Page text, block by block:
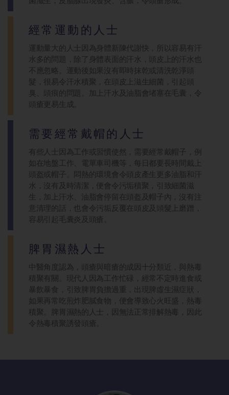
經常運動的人士
運動量大的人士因為身體新陳代謝快，所以容易有汗
水多的問題，除了身體表面的汗水，頭皮上的汗水也
不應忽略。運動後如果沒有即時抹乾或清洗乾淨頭
髮，很易令汗水積聚，在頭皮上滋生細菌，引起頭
臭、頭痕的問題。加上汗水及油脂會堵塞在毛囊，令
頭瘡更易生成。
需要經常戴帽的人士
有些人士因為工作或習慣使然，需要經常戴帽子，例
如在地盤工作、電單車司機等，每日都要長時間戴上
頭盔或帽子。悶熱的環境會令頭皮產生更多油脂和汗
水，沒有及時清潔，便會令污垢積聚，引致細菌滋
生，加上汗水、油脂會停留在頭盔及帽子內，沒有注
意清理的話，也會令污垢反覆在頭皮及頭髮上磨蹭，
容易引起毛囊炎及頭瘡。
脾胃濕熱人士
中醫角度認為，頭瘡與暗瘡的成因十分類近，與熱毒
積聚有關。現代人因為工作忙碌，經常不定時進食或
暴飲暴食，引致脾胃負擔過重，出現脾虛生濕症狀，
如果再常吃煎炸肥膩食物，便會導致心火旺盛，熱毒
積聚。脾胃濕熱的人士，因無法正常排解熱毒，因此
令熱毒積聚誘發頭瘡。